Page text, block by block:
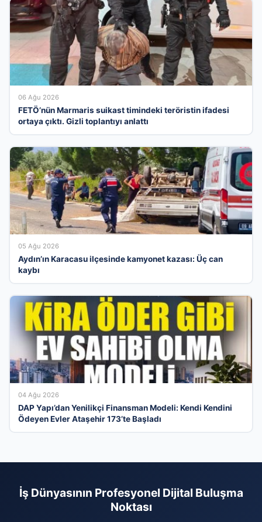
06 Ağu 2026
FETÖ’nün Marmaris suikast timindeki teröristin ifadesi
ortaya çıktı. Gizli toplantıyı anlattı
05 Ağu 2026
Aydın’ın Karacasu ilçesinde kamyonet kazası: Üç can
kaybı
04 Ağu 2026
DAP Yapı’dan Yenilikçi Finansman Modeli: Kendi Kendini
Ödeyen Evler Ataşehir 173’te Başladı
İş Dünyasının Profesyonel Dijital Buluşma
Noktası